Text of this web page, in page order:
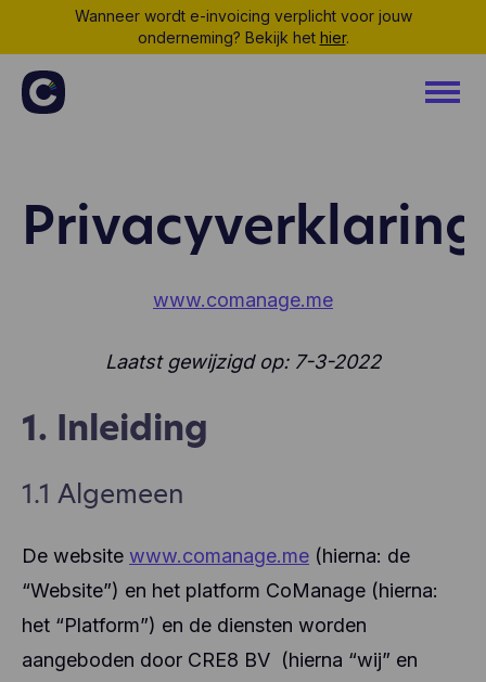
Wanneer wordt e-invoicing verplicht voor jouw
onderneming? Bekijk het hier.
Privacyverklaring
www.comanage.me
Laatst gewijzigd op: 7-3-2022
1. Inleiding
1.1 Algemeen
De website www.comanage.me (hierna: de
“Website”) en het platform CoManage (hierna:
het “Platform”) en de diensten worden
aangeboden door CRE8 BV (hierna “wij” en